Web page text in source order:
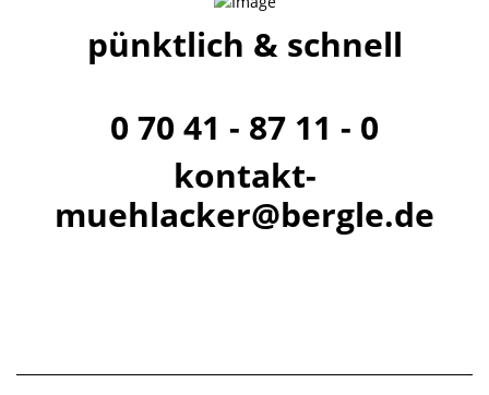
pünktlich & schnell
0 70 41 - 87 11 - 0
kontakt-
muehlacker@bergle.de